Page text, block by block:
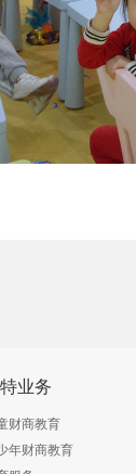
业务
财商教育
年财商教育